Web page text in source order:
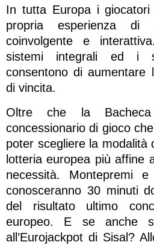
In tutta Europa i
propria esperienza di
coinvolgente e
sistemi integrali ed i
consentono di aumentare
di vincita.
Oltre che la
concessionario di gioco
poter scegliere la modalità
lotteria europea più affine
necessità. Montepremi
conosceranno 30 minuti
del risultato ultimo
europeo. E se anche
all’Eurojackpot di Sisal?